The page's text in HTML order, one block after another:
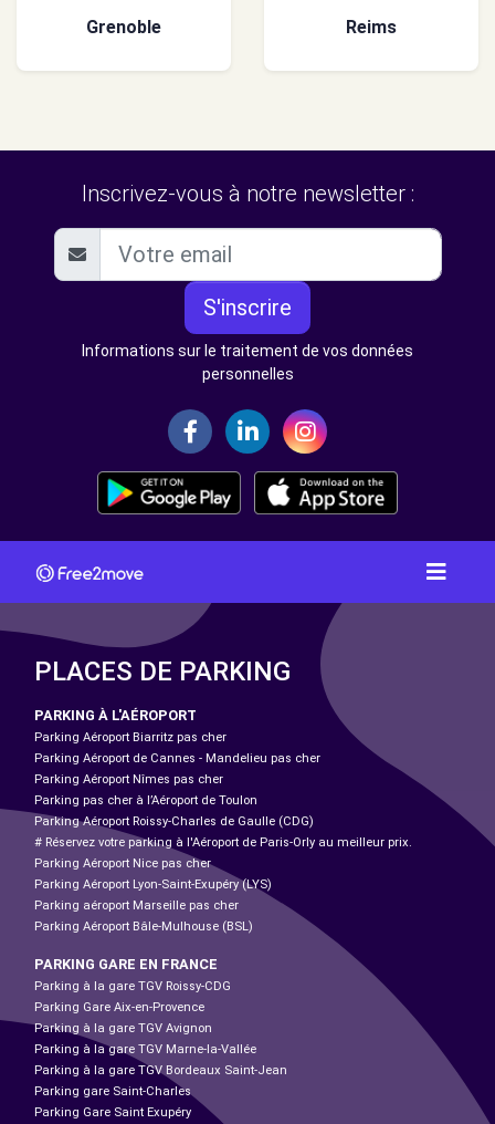
Grenoble Reims
Inscrivez-vous à notre newsletter :
S'inscrire
Informations sur le traitement de vos données
personnelles
PLACES DE PARKING
PARKING À L'AÉROPORT
Parking Aéroport Biarritz pas cher
Parking Aéroport de Cannes - Mandelieu pas cher
Parking Aéroport Nîmes pas cher
Parking pas cher à l’Aéroport de Toulon
Parking Aéroport Roissy-Charles de Gaulle (CDG)
# Réservez votre parking à l'Aéroport de Paris-Orly au meilleur prix.
Parking Aéroport Nice pas cher
Parking Aéroport Lyon-Saint-Exupéry (LYS)
Parking aéroport Marseille pas cher
Parking Aéroport Bâle-Mulhouse (BSL)
PARKING GARE EN FRANCE
Parking à la gare TGV Roissy-CDG
Parking Gare Aix-en-Provence
Parking à la gare TGV Avignon
Parking à la gare TGV Marne-la-Vallée
Parking à la gare TGV Bordeaux Saint-Jean
Parking gare Saint-Charles
Parking Gare Saint Exupéry